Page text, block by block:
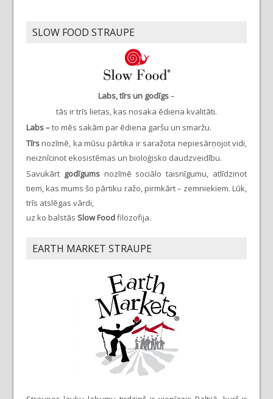
SLOW FOOD STRAUPE
Labs, tīrs un godīgs–
tās ir trīs lietas, kas nosaka ēdiena kvalitāti.
Labs –to mēs sakām par ēdiena garšu un smaržu.
Tīrsnozīmē, ka mūsu pārtika ir saražota nepiesārņojot vidi,
neiznīcinot ekosistēmas un bioloģisko daudzveidību.
Savukārt godīgumsnozīmē sociālo taisnīgumu, atlīdzinot
tiem, kas mums šo pārtiku ražo, pirmkārt – zemniekiem. Lūk,
trīs atslēgas vārdi,
uz ko balstās Slow Foodfilozofija.
EARTH MARKET STRAUPE